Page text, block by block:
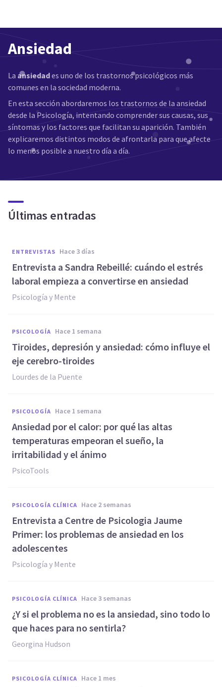
Ansiedad
La ansiedades uno de los trastornos psicológicos más
comunes en la sociedad moderna.
En esta sección abordaremos los trastornos de la ansiedad
desde la Psicología, intentando comprender sus causas, sus
síntomas y los factores que facilitan su aparición. También
explicaremos distintos modos de afrontarla para que afecte
lo menos posible a nuestro día a día.
Últimas entradas
ENTREVISTAS hace 3 días
Entrevista a Sandra Rebeillé: cuándo el estrés
laboral empieza a convertirse en ansiedad
Psicología y Mente
PSICOLOGÍA hace 1 semana
Tiroides, depresión y ansiedad: cómo influye el
eje cerebro-tiroides
Lourdes de la Puente
PSICOLOGÍA hace 1 semana
Ansiedad por el calor: por qué las altas
temperaturas empeoran el sueño, la
irritabilidad y el ánimo
PsicoTools
PSICOLOGÍA CLÍNICA hace 2 semanas
Entrevista a Centre de Psicologia Jaume
Primer: los problemas de ansiedad en los
adolescentes
Psicología y Mente
PSICOLOGÍA CLÍNICA hace 3 semanas
¿Y si el problema no es la ansiedad, sino todo lo
que haces para no sentirla?
Georgina Hudson
PSICOLOGÍA CLÍNICA hace 1 mes